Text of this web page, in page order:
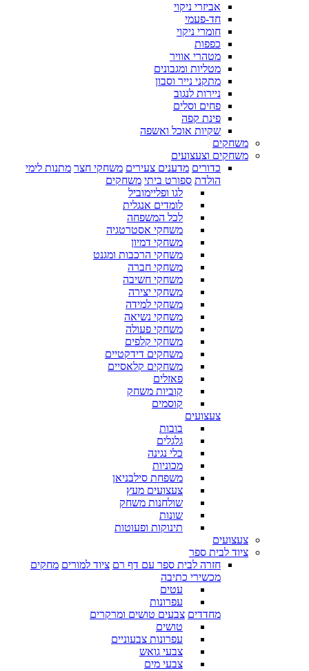
אביזרי ניקוי
חד-פעמי
חומרי ניקוי
כפפות
מטהרי אוויר
מטליות ומגבונים
מתקני נייר וסבון
ניירות לנגוב
פחים וסלים
פינת קפה
שקיות אוכל ואשפה
משחקים
משחקים וצעצועים
כדורים מדענים צעירים משחקי חצר מתנות לימי
הולדת ספורט ביתי משחקים
לגו ופליימוביל
לומדים אנגלית
לכל המשפחה
משחקי אסטרטגיה
משחקי דמיון
משחקי הרכבות ומגנט
משחקי חברה
משחקי חשיבה
משחקי יצירה
משחקי למידה
משחקי נשיאה
משחקי פעולה
משחקי קלפים
משחקים דידקטיים
משחקים קלאסיים
פאזלים
קוביות משחק
קוסמים
צעצועים
בובות
גלגלים
כלי נגינה
מכוניות
משפחת סילבניאן
צעצועים מעץ
שולחנות משחק
שונות
תינוקות ופעוטות
צעצועים
ציוד לבית ספר
חזרה לבית ספר עם דף רם ציוד למורים מחקים
מכשירי כתיבה
עטים
עפרונות
מחדדים צבעים טושים ומרקרים
טושים
עפרונות צבעוניים
צבעי גואש
צבעי מים